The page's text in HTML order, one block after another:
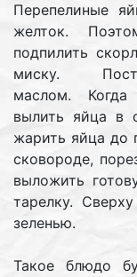
Перепелиные
желток.
подпилить
миску.
маслом. Когда
вылить яйца в
жарить яйца до
сковороде,
выложить
тарелку.
зеленью.
Такое блюдо